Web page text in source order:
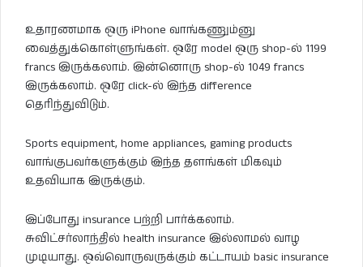
உதாரணமாக ஒரு iPhone வாங்கணும்னு
வைத்துக்கொள்ளுங்கள். ஒரே model ஒரு shop-ல் 1199
francs இருக்கலாம். இன்னொரு shop-ல் 1049 francs
இருக்கலாம். ஒரே click-ல் இந்த difference
தெரிந்துவிடும்.
Sports equipment, home appliances, gaming products
வாங்குபவர்களுக்கும் இந்த தளங்கள் மிகவும்
உதவியாக இருக்கும்.
இப்போது insurance பற்றி பார்க்கலாம்.
சுவிட்சர்லாந்தில் health insurance இல்லாமல் வாழ
முடியாது. ஒவ்வொருவருக்கும் கட்டாயம் basic insurance